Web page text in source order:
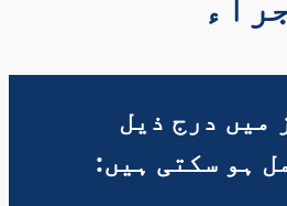
میں درج ذیل
ہو سکتی ہیں: